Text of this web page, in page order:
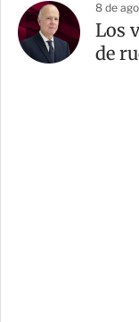
8 de
Los
de